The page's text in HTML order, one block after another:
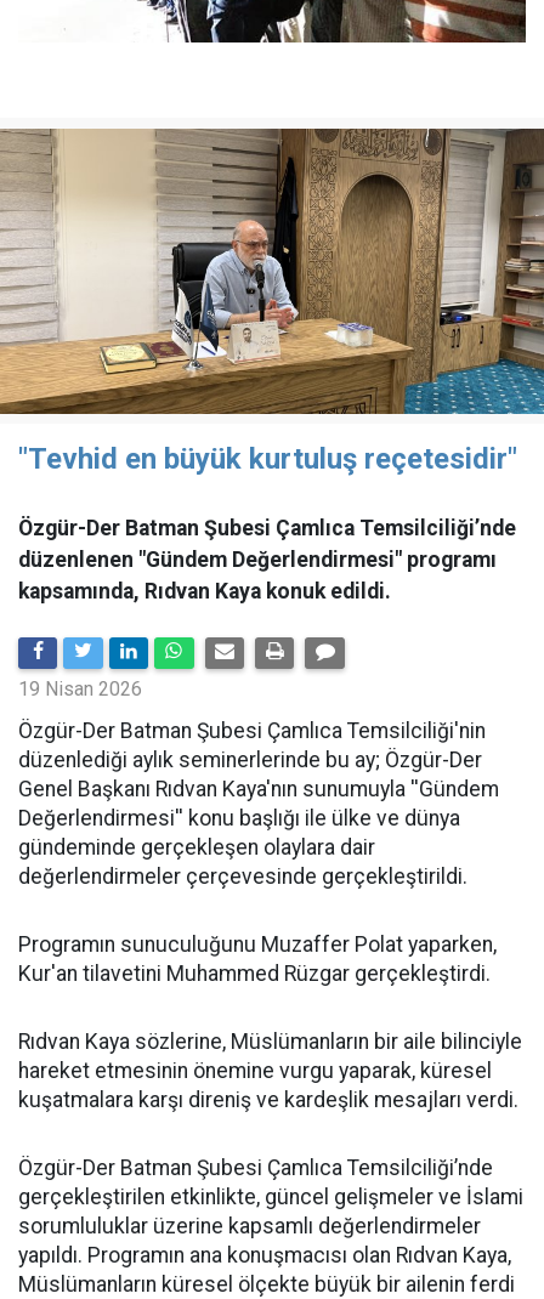
"Tevhid en büyük kurtuluş reçetesidir"
Özgür-Der Batman Şubesi Çamlıca Temsilciliği’nde
düzenlenen "Gündem Değerlendirmesi" programı
kapsamında, Rıdvan Kaya konuk edildi.
19 Nisan 2026
​Özgür-Der Batman Şubesi Çamlıca Temsilciliği'nin
düzenlediği aylık seminerlerinde bu ay; Özgür-Der
Genel Başkanı Rıdvan Kaya'nın sunumuyla ''Gündem
Değerlendirmesi'' konu başlığı ile ülke ve dünya
gündeminde gerçekleşen olaylara dair
değerlendirmeler çerçevesinde gerçekleştirildi.
Programın sunuculuğunu Muzaffer Polat yaparken,
Kur'an tilavetini Muhammed Rüzgar gerçekleştirdi.
Rıdvan Kaya sözlerine, Müslümanların bir aile bilinciyle
hareket etmesinin önemine vurgu yaparak, küresel
kuşatmalara karşı direniş ve kardeşlik mesajları verdi.
Özgür-Der Batman Şubesi Çamlıca Temsilciliği’nde
gerçekleştirilen etkinlikte, güncel gelişmeler ve İslami
sorumluluklar üzerine kapsamlı değerlendirmeler
yapıldı. Programın ana konuşmacısı olan Rıdvan Kaya,
Müslümanların küresel ölçekte büyük bir ailenin ferdi